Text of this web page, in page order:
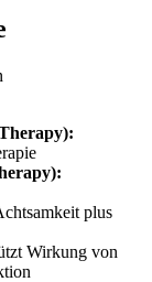
plus
Wirkung von